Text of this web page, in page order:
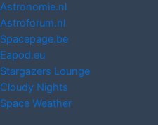
Astronomie.nl
Astroforum.nl
Spacepage.be
Eapod.eu
Stargazers Lounge
Cloudy Nights
Space Weather